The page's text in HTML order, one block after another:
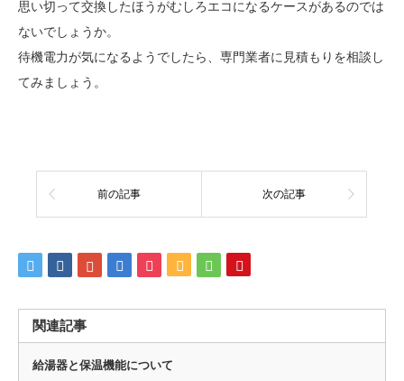
思い切って交換したほうがむしろエコになるケースがあるのでは
ないでしょうか。
待機電力が気になるようでしたら、専門業者に見積もりを相談し
てみましょう。
前の記事 次の記事
関連記事
給湯器と保温機能について